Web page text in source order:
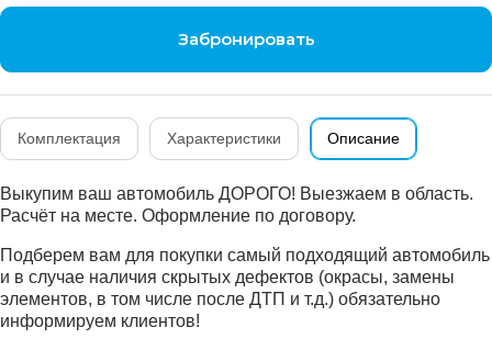
Забронировать
Комплектация Характеристики Описание
Выкупим ваш автомобиль ДОРОГО! Выезжаем в область.
Расчёт на месте. Оформление по договору.
Подберем вам для покупки самый подходящий автомобиль
и в случае наличия скрытых дефектов (окрасы, замены
элементов, в том числе после ДТП и т.д.) обязательно
информируем клиентов!